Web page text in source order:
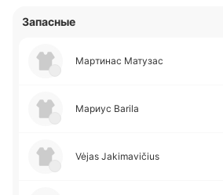
Запасные
Ма­рти­нас Ма­ту­зас
Мариус Barila
Vėjas Jakimavičius